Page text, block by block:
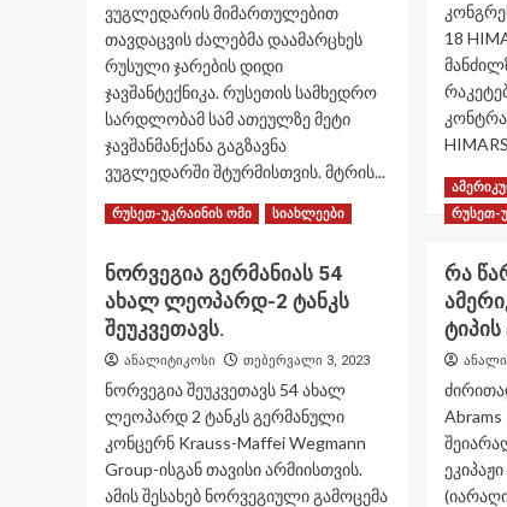
ვუგლედარის მიმართულებით
თავდაცვის ძალებმა დაამარცხეს
რუსული ჯარების დიდი
ჯავშანტექნიკა. რუსეთის სამხედრო
სარდლობამ სამ ათეულზე მეტი
ჯავშანმანქანა გაგზავნა
ვუგლედარში შტურმისთვის. მტრის...
Read MoreRead
ვუგლედარის
მიმართულებაზე
უკრაინელებმა
რუსების
სატანკო
ნაწილები
გაანადგურეს.
(ვიდეო).
18
Read
რუსეთ-უკრაინის ომი სიახლეები
ნორვეგია გერმანიას 54
ახალ ლეოპარდ-2 ტანკს
შეუკვეთავს.
ანალიტიკოსი თებერვალი 3, 2023
ნორვეგია შეუკვეთავს 54 ახალ
ლეოპარდ 2 ტანკს გერმანული
კონცერნ Krauss-Maffei Wegmann
Group-ისგან თავისი არმიისთვის.
ამის შესახებ ნორვეგიული გამოცემა
რუსეთ-
რა
ტიპის
Abrams